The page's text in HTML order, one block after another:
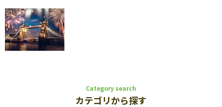
Category search
カテゴリから探す